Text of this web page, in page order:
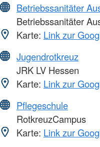
Betriebssanitäter
Betriebssanitäter
Karte: Link zur
Jugendrotkreuz
JRK LV Hessen
Karte: Link zur
Pflegeschule
RotkreuzCampus
Karte: Link zur